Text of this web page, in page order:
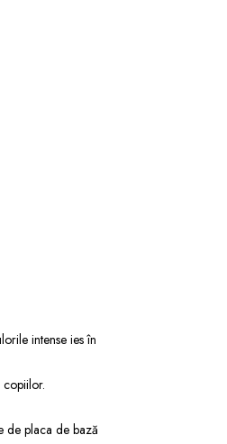
intense ies în
de placa de bază